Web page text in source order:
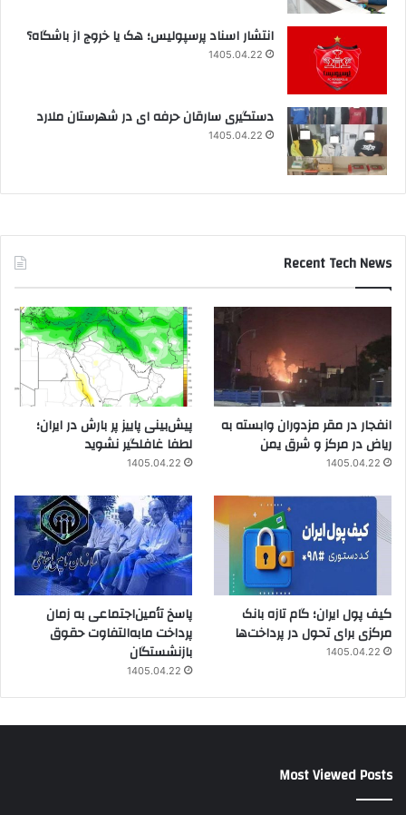
انتشار اسناد پرسپولیس؛ هک یا خروج از باشگاه؟
1405.04.22
دستگیری سارقان حرفه ای در شهرستان ملارد
1405.04.22
Recent Tech News
انفجار در مقر مزدوران وابسته به
ریاض در مرکز و شرق یمن
1405.04.22
پیش‌بینی پاییز پر بارش در ایران؛
لطفا غافلگیر نشوید
1405.04.22
کیف پول ایران؛ گام تازه بانک
مرکزی برای تحول در پرداخت‌ها
1405.04.22
پاسخ تأمین‌اجتماعی به زمان
پرداخت مابه‌التفاوت حقوق
بازنشستگان
1405.04.22
Most Viewed Posts